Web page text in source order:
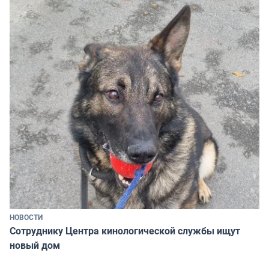
НОВОСТИ
Сотруднику Центра кинологической службы ищут
новый дом